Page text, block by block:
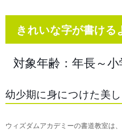
きれいな字が書ける
対象年齢：年長～
幼少期に身につけた美
ウィズダムアカデミーの書道教室は